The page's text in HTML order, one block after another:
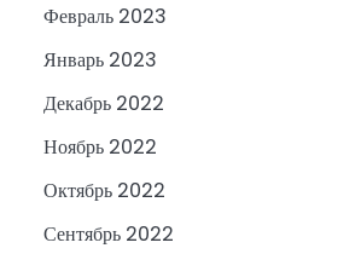
Февраль 2023
Январь 2023
Декабрь 2022
Ноябрь 2022
Октябрь 2022
Сентябрь 2022